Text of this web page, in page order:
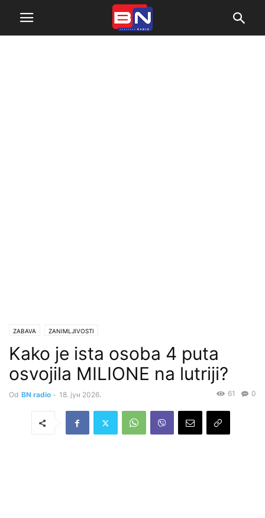
ZABAVA ZANIMLJIVOSTI
Kako je ista osoba 4 puta
osvojila MILIONE na lutriji?
Od BN radio - 18. јун 2026. 0
61